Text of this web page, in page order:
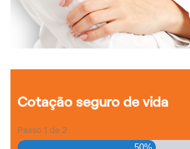
Cotação seguro de vida
Passo 1 de 2